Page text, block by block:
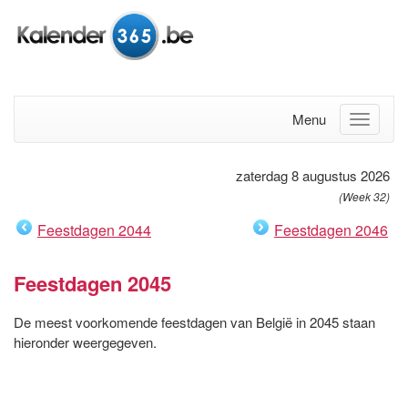
Menu
zaterdag 8 augustus 2026
(Week 32)
Feestdagen 2044 Feestdagen 2046
Feestdagen 2045
De meest voorkomende feestdagen van België in 2045 staan
hieronder weergegeven.